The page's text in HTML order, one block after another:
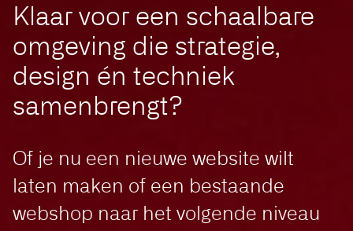
Klaar voor een schaalbare
omgeving die strategie,
design én techniek
samenbrengt?
Of je nu een nieuwe website wilt
laten maken of een bestaande
webshop naar het volgende niveau